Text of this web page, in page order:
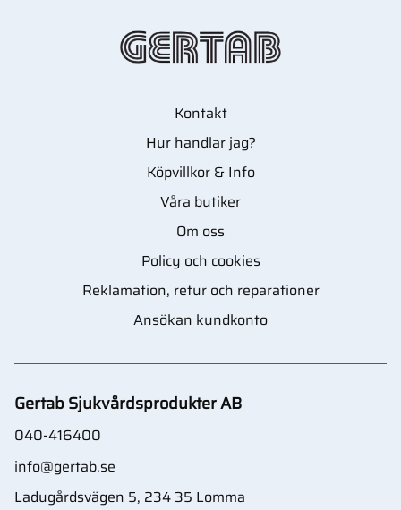
Kontakt
Hur handlar jag?
Köpvillkor & Info
Våra butiker
Om oss
Policy och cookies
Reklamation, retur och reparationer
Ansökan kundkonto
Gertab Sjukvårdsprodukter AB
040-416400
info@gertab.se
Ladugårdsvägen 5, 234 35 Lomma